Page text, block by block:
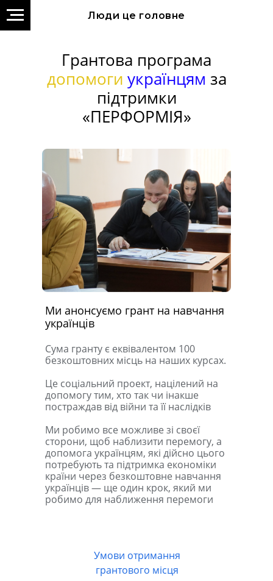
Люди це головне
Грантова програма
допомоги українцям за
підтримки
«ПЕРФОРМІЯ»
Умови отримання
грантового місця
Ми анонсуємо грант на навчання
українців
Сума гранту є еквівалентом 100
безкоштовних місць на наших курсах.
Це соціальний проект, націлений на
допомогу тим, хто так чи інакше
постраждав від війни та її наслідків
Ми робимо все можливе зі своєї
сторони, щоб наблизити перемогу, а
допомога українцям, які дійсно цього
потребують та підтримка економіки
країни через безкоштовне навчання
українців — ще один крок, який ми
робимо для наближення перемоги